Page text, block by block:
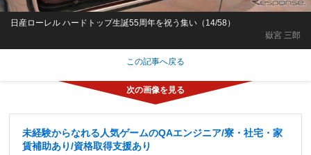
嶽宮 三郎
日産ローレル ハードトップ生誕55周年を祝う集い（14/58）
この記事へ戻る
未経験からなれる人気ゲームのQAエンジニア/寮・社宅・家
賃補助あり/資格取得支援あり